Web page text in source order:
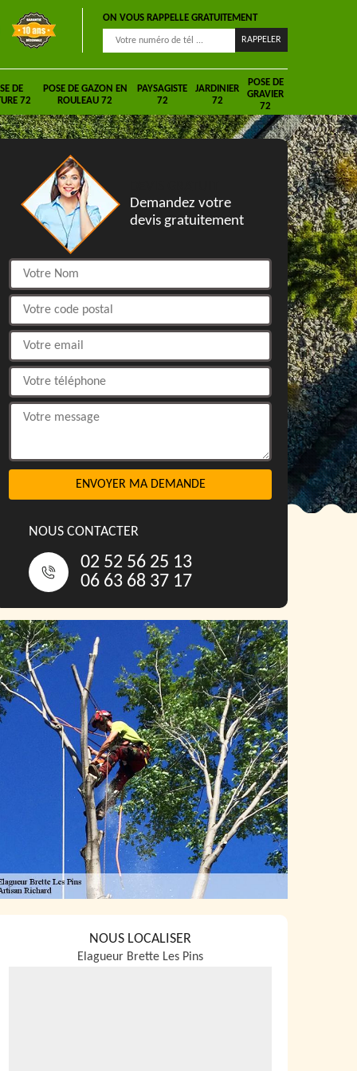
ON VOUS RAPPELLE GRATUITEMENT
DE
72
POSE DE GAZON EN
ROULEAU 72
PAYSAGISTE
72
JARDINIER
72
POSE DE
GRAVIER
72
Demandez votre
devis gratuitement
NOUS CONTACTER
02 52 56 25 13
06 63 68 37 17
NOUS LOCALISER
Elagueur Brette Les Pins